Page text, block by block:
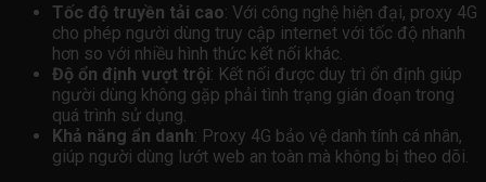
Tốc độ truyền tải cao: Với công nghệ hiện đại, proxy 4G
cho phép người dùng truy cập internet với tốc độ nhanh
hơn so với nhiều hình thức kết nối khác.
Độ ổn định vượt trội: Kết nối được duy trì ổn định giúp
người dùng không gặp phải tình trạng gián đoạn trong
quá trình sử dụng.
Khả năng ẩn danh: Proxy 4G bảo vệ danh tính cá nhân,
giúp người dùng lướt web an toàn mà không bị theo dõi.